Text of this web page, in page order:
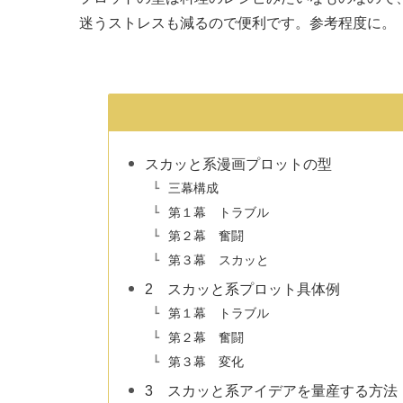
迷うストレスも減るので便利です。参考程度に。
スカッと系漫画プロットの型
三幕構成
第１幕 トラブル
第２幕 奮闘
第３幕 スカッと
2 スカッと系プロット具体例
第１幕 トラブル
第２幕 奮闘
第３幕 変化
3 スカッと系アイデアを量産する方法